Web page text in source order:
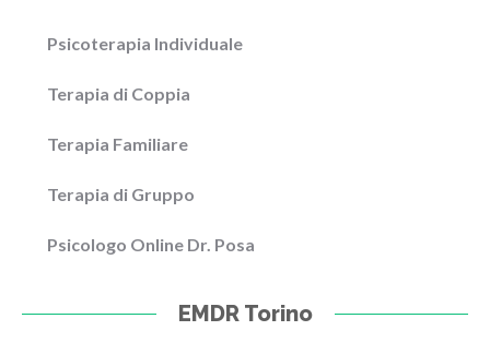
Psicoterapia Individuale
Terapia di Coppia
Terapia Familiare
Terapia di Gruppo
Psicologo Online Dr. Posa
EMDR Torino